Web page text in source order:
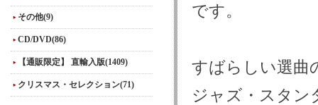
その他(9)
CD/DVD(86)
【通販限定】 直輸入版(1409)
クリスマス・セレクション(71)
です。
すばらしい選曲
ジャズ・スタン